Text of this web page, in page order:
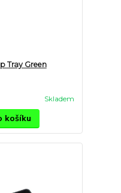
Tray Green
Skladem
košíku